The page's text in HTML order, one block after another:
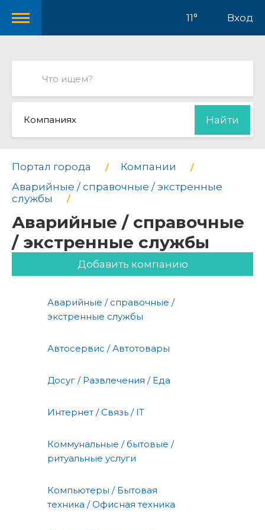
11° Вход
Компаниях Найти
Портал города
Компании
Аварийные / справочные / экстренные
службы
Аварийные / справочные
/ экстренные службы
Добавить компанию
Аварийные / справочные /
экстренные службы
Автосервис / Автотовары
Досуг / Развлечения / Еда
Интернет / Связь / IT
Коммунальные / бытовые /
ритуальные услуги
Компьютеры / Бытовая
техника / Офисная техника